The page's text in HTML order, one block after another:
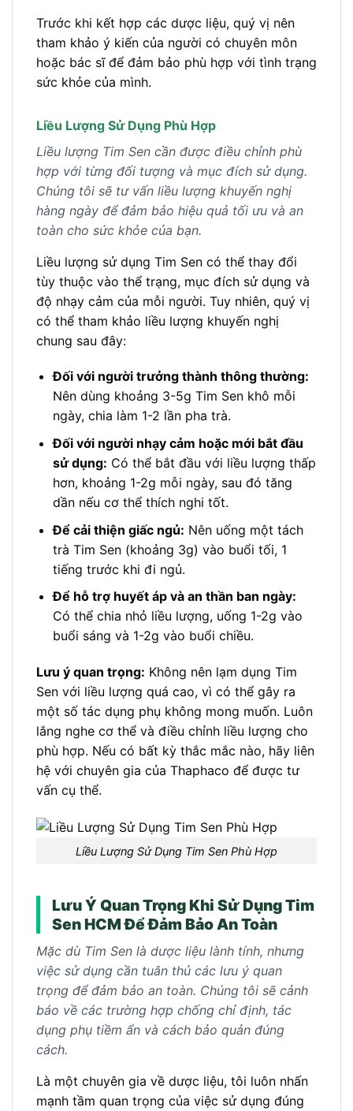
Trước khi kết hợp các dược liệu, quý vị nên
tham khảo ý kiến của người có chuyên môn
hoặc bác sĩ để đảm bảo phù hợp với tình trạng
sức khỏe của mình.
Liều Lượng Sử Dụng Phù Hợp
Liều lượng Tim Sen cần được điều chỉnh phù
hợp với từng đối tượng và mục đích sử dụng.
Chúng tôi sẽ tư vấn liều lượng khuyến nghị
hàng ngày để đảm bảo hiệu quả tối ưu và an
toàn cho sức khỏe của bạn.
Liều lượng sử dụng Tim Sen có thể thay đổi
tùy thuộc vào thể trạng, mục đích sử dụng và
độ nhạy cảm của mỗi người. Tuy nhiên, quý vị
có thể tham khảo liều lượng khuyến nghị
chung sau đây:
Đối với người trưởng thành thông thường:
Nên dùng khoảng 3-5g Tim Sen khô mỗi
ngày, chia làm 1-2 lần pha trà.
Đối với người nhạy cảm hoặc mới bắt đầu
sử dụng: Có thể bắt đầu với liều lượng thấp
hơn, khoảng 1-2g mỗi ngày, sau đó tăng
dần nếu cơ thể thích nghi tốt.
Để cải thiện giấc ngủ: Nên uống một tách
trà Tim Sen (khoảng 3g) vào buổi tối, 1
tiếng trước khi đi ngủ.
Để hỗ trợ huyết áp và an thần ban ngày:
Có thể chia nhỏ liều lượng, uống 1-2g vào
buổi sáng và 1-2g vào buổi chiều.
Lưu ý quan trọng: Không nên lạm dụng Tim
Sen với liều lượng quá cao, vì có thể gây ra
một số tác dụng phụ không mong muốn. Luôn
lắng nghe cơ thể và điều chỉnh liều lượng cho
phù hợp. Nếu có bất kỳ thắc mắc nào, hãy liên
hệ với chuyên gia của Thaphaco để được tư
vấn cụ thể.
Liều Lượng Sử Dụng Tim Sen Phù Hợp
Lưu Ý Quan Trọng Khi Sử Dụng Tim
Sen HCM Để Đảm Bảo An Toàn
Mặc dù Tim Sen là dược liệu lành tính, nhưng
việc sử dụng cần tuân thủ các lưu ý quan
trọng để đảm bảo an toàn. Chúng tôi sẽ cảnh
báo về các trường hợp chống chỉ định, tác
dụng phụ tiềm ẩn và cách bảo quản đúng
cách.
Là một chuyên gia về dược liệu, tôi luôn nhấn
mạnh tầm quan trọng của việc sử dụng đúng